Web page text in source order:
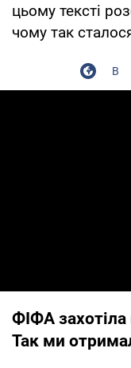
цьому тексті
чому так
ФІФА захотіла
Так ми